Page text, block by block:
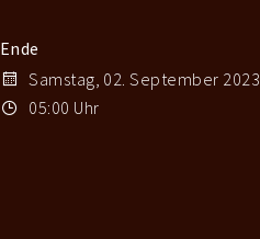
Ende
Samstag, 02. September 2023
05:00 Uhr